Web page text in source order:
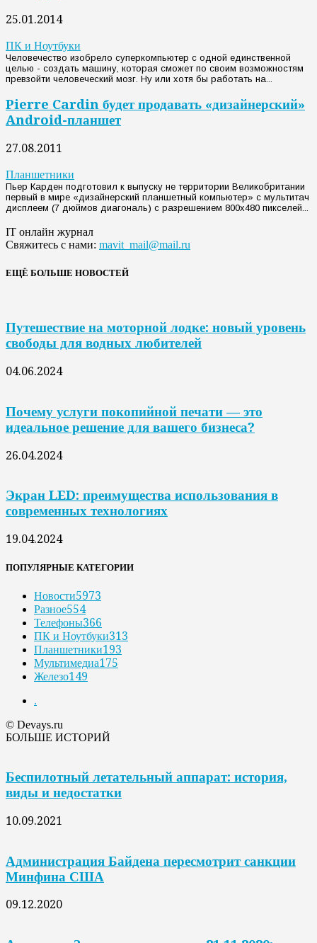
25.01.2014
ПК и Ноутбуки
Человечество изобрело суперкомпьютер с одной единственной
целью - создать машину, которая сможет по своим возможностям
превзойти человеческий мозг. Ну или хотя бы работать на...
Pierre Cardin будет продавать «дизайнерский»
Android-планшет
27.08.2011
Планшетники
Пьер Карден подготовил к выпуску не территории Великобритании
первый в мире «дизайнерский планшетный компьютер» с мультитач
дисплеем (7 дюймов диагональ) с разрешением 800x480 пикселей...
IT онлайн журнал
Свяжитесь с нами: mavit_mail@mail.ru
ЕЩЁ БОЛЬШЕ НОВОСТЕЙ
Путешествие на моторной лодке: новый уровень
свободы для водных любителей
04.06.2024
Почему услуги покопийной печати — это
идеальное решение для вашего бизнеса?
26.04.2024
Экран LED: преимущества использования в
современных технологиях
19.04.2024
ПОПУЛЯРНЫЕ КАТЕГОРИИ
Новости5973
Разное554
Телефоны366
ПК и Ноутбуки313
Планшетники193
Мультимедиа175
Железо149
.
© Devays.ru
БОЛЬШЕ ИСТОРИЙ
Беспилотный летательный аппарат: история,
виды и недостатки
10.09.2021
Администрация Байдена пересмотрит санкции
Минфина США
09.12.2020